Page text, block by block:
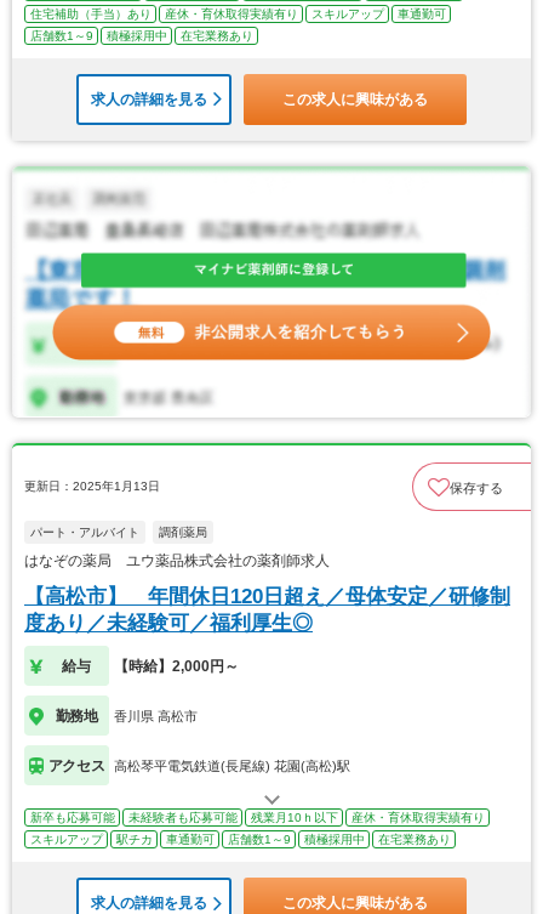
住宅補助（手当）あり
産休・育休取得実績有り スキルアップ
車通勤可
店舗数1～9
積極採用中 在宅業務あり
求人の詳細を見る この求人に興味がある
更新日：2025年1月13日 保存する
パート・アルバイト 調剤薬局
はなぞの薬局 ユウ薬品株式会社の薬剤師求人
【高松市】 年間休日120日超え／母体安定／研修制
度あり／未経験可／福利厚生◎
給与 【時給】2,000円～
勤務地 香川県 高松市
アクセス 高松琴平電気鉄道(長尾線) 花園(高松)駅
新卒も応募可能 未経験者も応募可能 残業月10ｈ以下
産休・育休取得実績有り
スキルアップ
駅チカ 車通勤可 店舗数1～9 積極採用中 在宅業務あり
求人の詳細を見る この求人に興味がある